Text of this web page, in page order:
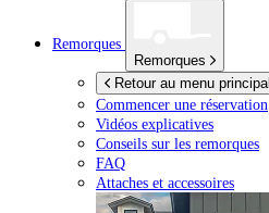
Remorques
Remorques
Retour au menu principal
Commencer une réservation
Vidéos explicatives
Conseils sur les remorques
FAQ
Attaches et accessoires